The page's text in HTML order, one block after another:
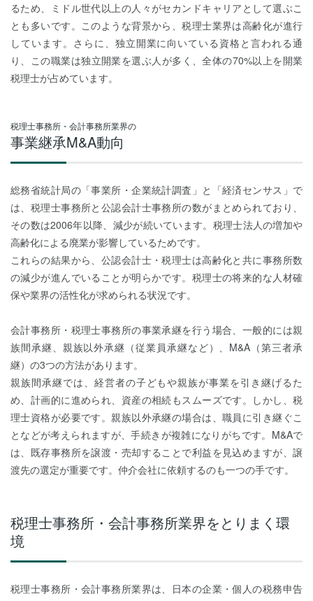
るため、ミドル世代以上の人々がセカンドキャリアとして選ぶこ
とも多いです。このような背景から、税理士業界は高齢化が進行
しています。さらに、独立開業に向いている資格と言われる通
り、この職業は独立開業を選ぶ人が多く、全体の70%以上を開業
税理士が占めています。
税理士事務所・会計事務所業界の
事業継承M&A動向
総務省統計局の「事業所・企業統計調査」と「経済センサス」で
は、税理士事務所と公認会計士事務所の数がまとめられており、
その数は2006年以降、減少が続いています。税理士法人の増加や
高齢化による廃業が影響しているためです。
これらの結果から、公認会計士・税理士は高齢化と共に事務所数
の減少が進んでいることが明らかです。税理士の将来的な人材確
保や業界の活性化が求められる状況です。
会計事務所・税理士事務所の事業承継を行う場合、一般的には親
族間承継、親族以外承継（従業員承継など）、M&A（第三者承
継）の3つの方法があります。
親族間承継では、経営者の子どもや親族が事業を引き継げるた
め、計画的に進められ、資産の相続もスムーズです。しかし、税
理士資格が必要です。親族以外承継の場合は、職員に引き継ぐこ
となどが考えられますが、手続きが複雑になりがちです。M&Aで
は、既存事務所を譲渡・売却することで利益を見込めますが、譲
渡先の選定が重要です。仲介会社に依頼するのも一つの手です。
税理士事務所・会計事務所業界をとりまく環
境
税理士事務所・会計事務所業界は、日本の企業・個人の税務申告